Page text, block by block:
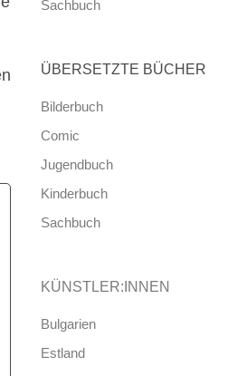
Sachbuch
ÜBERSETZTE BÜCHER
Bilderbuch
Comic
Jugendbuch
Kinderbuch
Sachbuch
KÜNSTLER:INNEN
Bulgarien
Estland